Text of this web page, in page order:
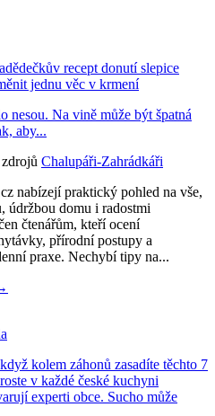
recept donutí slepice
jednu věc v krmení
nesou. Na vině může být špatná
aby...
Chalupáři-Zahrádkáři
nabízejí praktický pohled na vše,
údržbou domu i radostmi
čtenářům, kteří ocení
přírodní postupy a
praxe. Nechybí tipy na...
kolem záhonů zasadíte těchto 7
v každé české kuchyni
experti obce. Sucho může